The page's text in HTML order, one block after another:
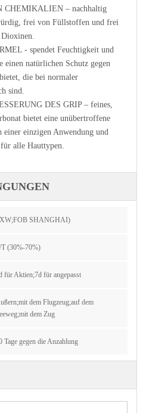
CHEMIKALIEN – nachhaltig
frei von Füllstoffen und frei
- spendet Feuchtigkeit und
einen natürlichen Schutz gegen
die bei normaler
sind.
DES GRIP – feines,
bietet eine unübertroffene
einer einzigen Anwendung und
alle Hauttypen.
SHANGHAI)
(30%-70%)
für Aktien;7d für angepasst
dem Flugzeug;auf dem
dem Zug
Tage gegen die Anzahlung